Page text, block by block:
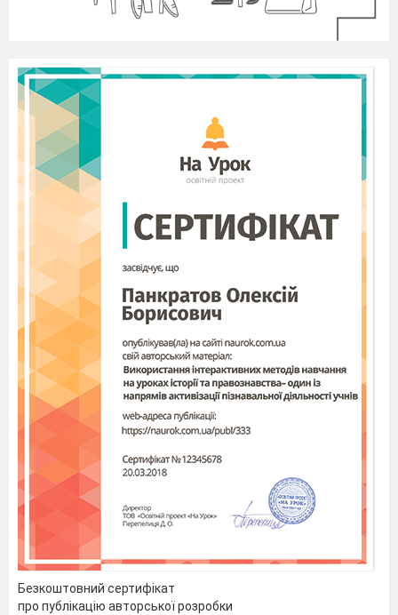
Безкоштовний сертифікат
про публікацію авторської розробки